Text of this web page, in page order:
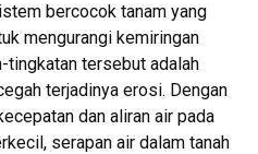
bercocok tanam yang
mengurangi kemiringan
tingkatan tersebut adalah
terjadinya erosi. Dengan
dan aliran air pada
serapan air dalam tanah